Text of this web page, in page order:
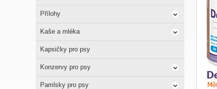
Přílohy
Kaše a mléka
Kapsičky pro psy
Konzervy pro psy
Pamlsky pro psy